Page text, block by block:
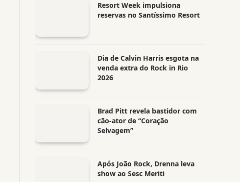
Resort Week impulsiona
reservas no Santíssimo Resort
Dia de Calvin Harris esgota na
venda extra do Rock in Rio
2026
Brad Pitt revela bastidor com
cão-ator de “Coração
Selvagem”
Após João Rock, Drenna leva
show ao Sesc Meriti